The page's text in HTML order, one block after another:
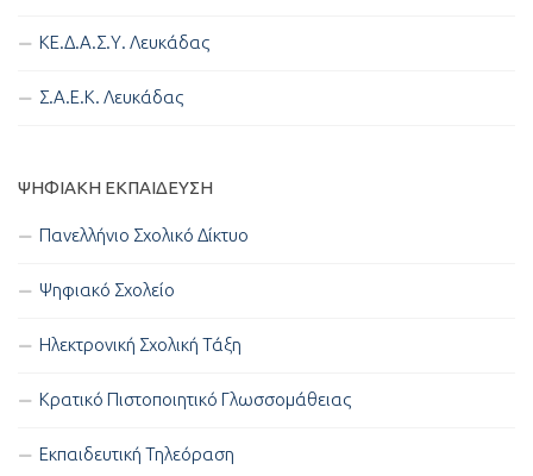
ΚΕ.Δ.Α.Σ.Υ. Λευκάδας
Σ.Α.Ε.Κ. Λευκάδας
ΨΗΦΙΑΚΉ ΕΚΠΑΊΔΕΥΣΗ
Πανελλήνιο Σχολικό Δίκτυο
Ψηφιακό Σχολείο
Ηλεκτρονική Σχολική Τάξη
Κρατικό Πιστοποιητικό Γλωσσομάθειας
Εκπαιδευτική Τηλεόραση